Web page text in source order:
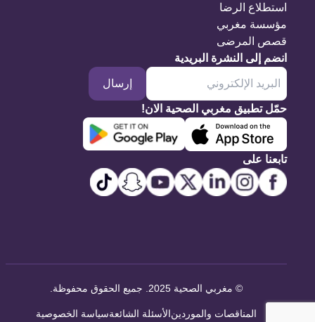
استطلاع الرضا
مؤسسة مغربي
قصص المرضى
انضم إلى النشرة البريدية
إرسال
حمّل تطبيق مغربي الصحية الان!
تابعنا على
© مغربي الصحية 2025. جميع الحقوق محفوظة
المناقصات والموردينالأسئلة الشائعةسياسة الخصوصية